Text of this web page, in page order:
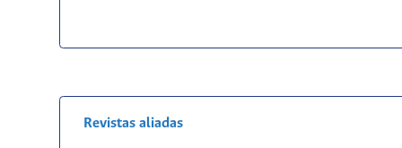
Revistas aliadas